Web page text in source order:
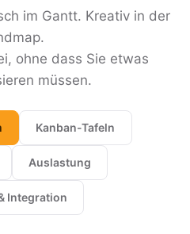
im Gantt. Kreativ in der
ohne dass Sie etwas
müssen.
Kanban-Tafeln
Auslastung
Integration